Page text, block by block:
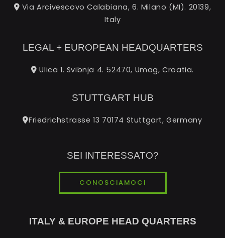
Via Arcivescovo Calabiana, 6. Milano (MI). 20139,
Italy
LEGAL + EUROPEAN HEADQUARTERS
Ulica 1. Svibnja 4. 52470, Umag, Croatia.
STUTTGART HUB
Friedrichstrasse 13 70174 Stuttgart, Germany
SEI INTERESSATO?
CONOSCIAMOCI
ITALY & EUROPE HEAD QUARTERS